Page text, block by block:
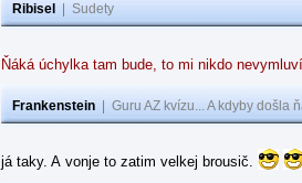
Ribisel Sudety
Ňáká úchylka tam bude, to mi nikdo
Frankenstein Guru AZ kvízu... A kdyby došla
já taky. A vonje to zatim velkej brousič.